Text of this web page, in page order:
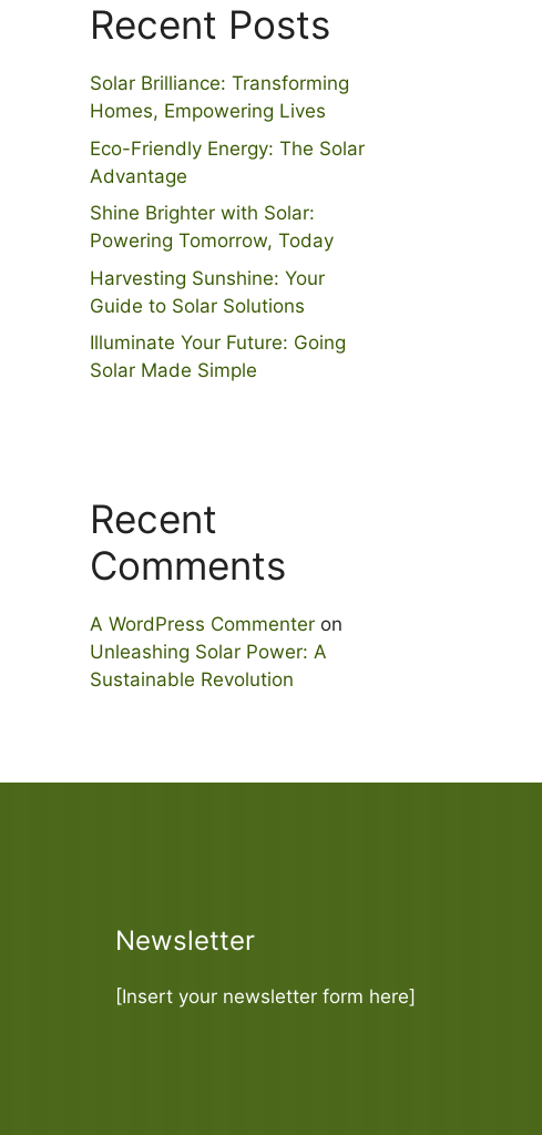
Recent Posts
Solar Brilliance: Transforming
Homes, Empowering Lives
Eco-Friendly Energy: The Solar
Advantage
Shine Brighter with Solar:
Powering Tomorrow, Today
Harvesting Sunshine: Your
Guide to Solar Solutions
Illuminate Your Future: Going
Solar Made Simple
Recent
Comments
A WordPress Commenter on
Unleashing Solar Power: A
Sustainable Revolution
Newsletter
[Insert your newsletter form here]